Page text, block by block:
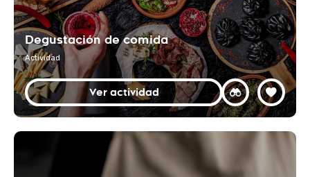
Degustación de comida
Actividad
Ver actividad